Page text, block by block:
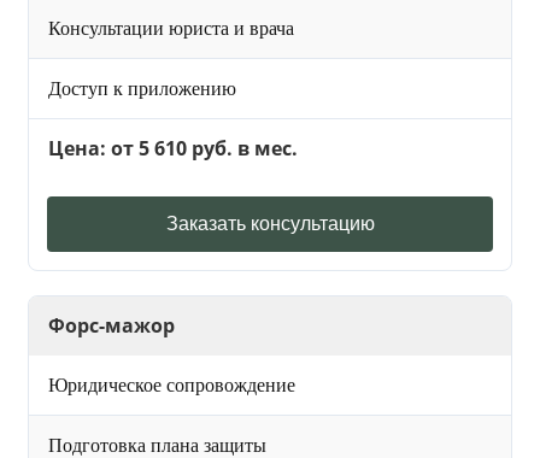
Консультации юриста и врача
Доступ к приложению
Цена: от 5 610 руб. в мес.
Заказать консультацию
Форс-мажор
Юридическое сопровождение
Подготовка плана защиты